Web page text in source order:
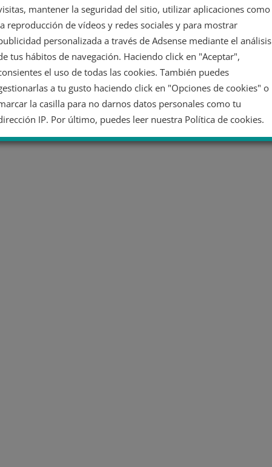
mantener la seguridad del sitio, utilizar aplicaciones como
reproducción de vídeos y redes sociales y para mostrar
personalizada a través de Adsense mediante el análisis
tus hábitos de navegación. Haciendo click en "Aceptar",
el uso de todas las cookies. También puedes
a tu gusto haciendo click en "Opciones de cookies" o
la casilla para no darnos datos personales como tu
IP. Por último, puedes leer nuestra Política de cookies.